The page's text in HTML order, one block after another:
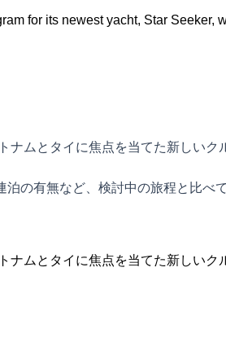
for its newest yacht, Star Seeker,
ムとタイに焦点を当てた新しいク
の有無など、検討中の旅程と比べ
ムとタイに焦点を当てた新しいク